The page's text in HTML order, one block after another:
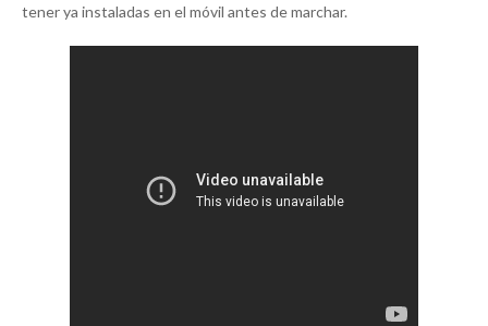
tener ya instaladas en el móvil antes de marchar.